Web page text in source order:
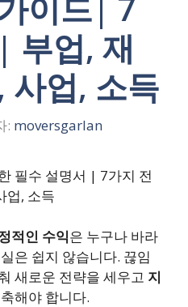
부업, 재
사업, 소득
: moversgarlan
필수 설명서 | 7가지 전
업, 소득
적인 수익은 누구나 바라
은 쉽지 않습니다. 끊임
새로운 전략을 세우고 지
해야 합니다.